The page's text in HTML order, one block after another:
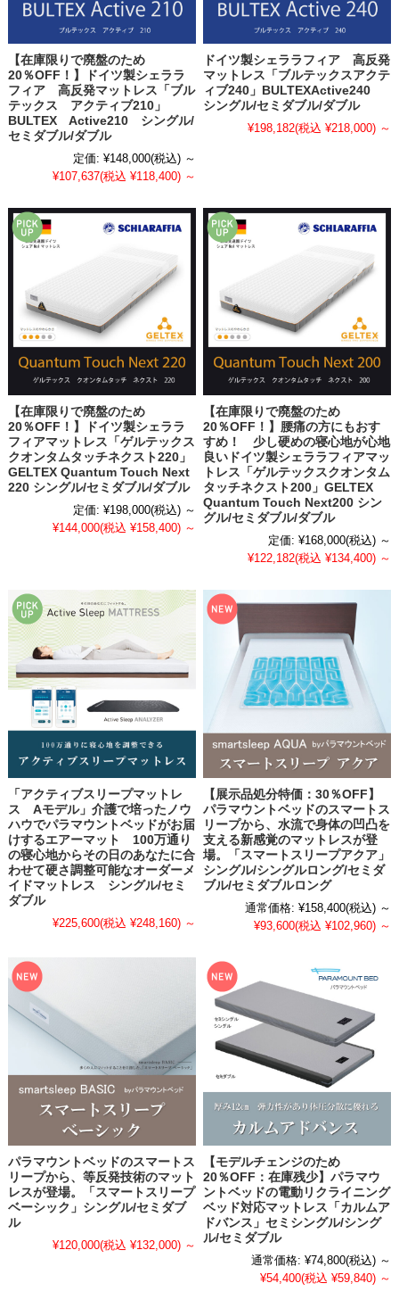
【在庫限りで廃盤のため
20％OFF！】ドイツ製シェララ
フィア 高反発マットレス「ブル
テックス アクティブ210」
BULTEX Active210 シングル/
セミダブル/ダブル
定価: ¥148,000(税込) ～
¥107,637(税込 ¥118,400) ～
ドイツ製シェララフィア 高反発
マットレス「ブルテックスアクテ
ィブ240」BULTEXActive240
シングル/セミダブル/ダブル
¥198,182(税込 ¥218,000) ～
【在庫限りで廃盤のため
20％OFF！】ドイツ製シェララ
フィアマットレス「ゲルテックス
クオンタムタッチネクスト220」
GELTEX Quantum Touch Next
220 シングル/セミダブル/ダブル
定価: ¥198,000(税込) ～
¥144,000(税込 ¥158,400) ～
【在庫限りで廃盤のため
20％OFF！】腰痛の方にもおす
すめ！ 少し硬めの寝心地が心地
良いドイツ製シェララフィアマッ
トレス「ゲルテックスクオンタム
タッチネクスト200」GELTEX
Quantum Touch Next200 シン
グル/セミダブル/ダブル
定価: ¥168,000(税込) ～
¥122,182(税込 ¥134,400) ～
「アクティブスリープマットレ
ス Aモデル」介護で培ったノウ
ハウでパラマウントベッドがお届
けするエアーマット 100万通り
の寝心地からその日のあなたに合
わせて硬さ調整可能なオーダーメ
イドマットレス シングル/セミ
ダブル
¥225,600(税込 ¥248,160) ～
【展示品処分特価：30％OFF】
パラマウントベッドのスマートス
リープから、水流で身体の凹凸を
支える新感覚のマットレスが登
場。「スマートスリープアクア」
シングル/シングルロング/セミダ
ブル/セミダブルロング
通常価格: ¥158,400(税込) ～
¥93,600(税込 ¥102,960) ～
パラマウントベッドのスマートス
リープから、等反発技術のマット
レスが登場。「スマートスリープ
ベーシック」シングル/セミダブ
ル
¥120,000(税込 ¥132,000) ～
【モデルチェンジのため
20％OFF：在庫残少】パラマウ
ントベッドの電動リクライニング
ベッド対応マットレス「カルムア
ドバンス」セミシングル/シング
ル/セミダブル
通常価格: ¥74,800(税込) ～
¥54,400(税込 ¥59,840) ～